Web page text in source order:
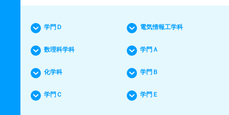
学門Ｄ 電気情報工学科
数理科学科 学門Ａ
化学科 学門Ｂ
学門Ｃ 学門Ｅ